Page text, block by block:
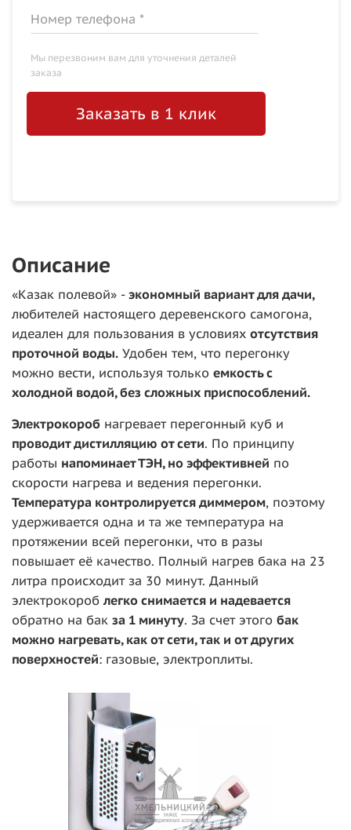
Номер телефона *
Мы перезвоним вам для уточнения деталей
заказа
Заказать в 1 клик
Описание
«Казак полевой» - экономный вариант для дачи,
любителей настоящего деревенского самогона,
идеален для пользования в условиях отсутствия
проточной воды. Удобен тем, что перегонку
можно вести, используя только емкость с
холодной водой, без сложных приспособлений.
Электрокороб нагревает перегонный куб и
проводит дистилляцию от сети. По принципу
работы напоминает ТЭН, но эффективней по
скорости нагрева и ведения перегонки.
Температура контролируется диммером, поэтому
удерживается одна и та же температура на
протяжении всей перегонки, что в разы
повышает её качество. Полный нагрев бака на 23
литра происходит за 30 минут. Данный
электрокороб легко снимается и надевается
обратно на бак за 1 минуту. За счет этого бак
можно нагревать, как от сети, так и от других
поверхностей: газовые, электроплиты.